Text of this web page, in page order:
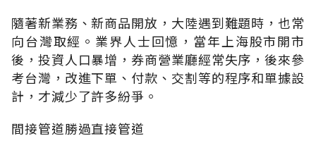
隨著新業務、新商品開放，大陸遇到難題時，也常
向台灣取經。業界人士回憶，當年上海股市開市
後，投資人口暴增，券商營業廳經常失序，後來參
考台灣，改進下單、付款、交割等的程序和單據設
計，才減少了許多紛爭。
間接管道勝過直接管道